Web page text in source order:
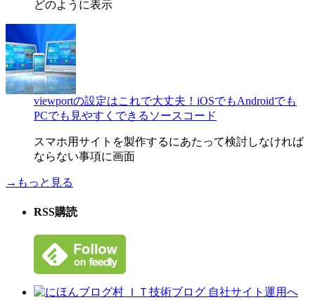
どのように表示
viewportの設定はこれで大丈夫！iOSでもAndroidでも
PCでも見やすくできるソースコード
スマホ用サイトを製作するにあたって検討しなければ
ならない事項に画面
→もっと見る
RSS購読